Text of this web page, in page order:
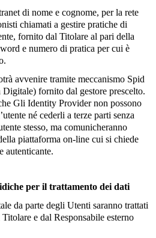
di nome e cognome, per la rete
chiamati a gestire pratiche di
fornito dal Titolare al pari della
e numero di pratica per cui è
avvenire tramite meccanismo Spid
fornito dal gestore prescelto.
Gli Identity Provider non possono
né cederli a terze parti senza
stesso, ma comunicheranno
piattaforma on-line cui si chiede
autenticante.
per il trattamento dei dati
da parte degli Utenti saranno trattati
e dal Responsabile esterno